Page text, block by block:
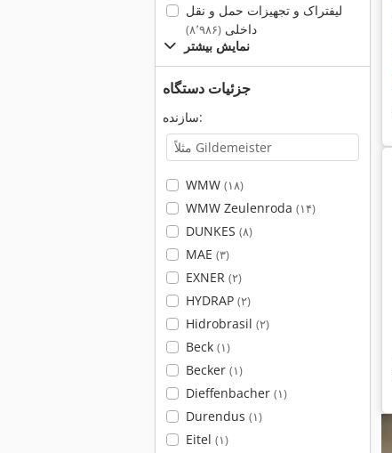
لیفتراک و تجهیزات حمل و نقل
داخلی(۸٬۹۸۶)
نمایش بیشتر
جزئیات دستگاه
سازنده:
WMW (۱۸)
WMW Zeulenroda (۱۴)
DUNKES (۸)
MAE (۳)
EXNER (۲)
HYDRAP (۲)
Hidrobrasil (۲)
Beck (۱)
Becker (۱)
Dieffenbacher (۱)
Durendus (۱)
Eitel (۱)